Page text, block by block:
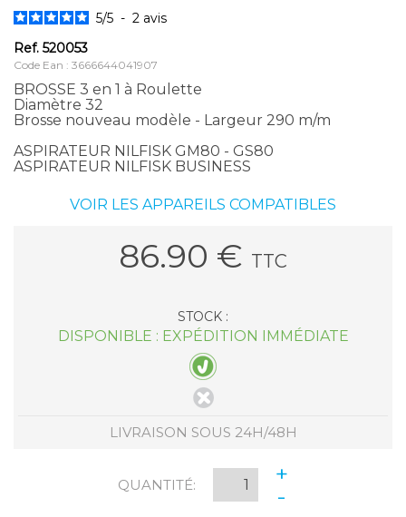
5/5 - 2 avis
Ref. 520053
Code Ean : 3666644041907
BROSSE 3 en 1 à Roulette
Diamètre 32
Brosse nouveau modèle - Largeur 290 m/m
ASPIRATEUR NILFISK GM80 - GS80
ASPIRATEUR NILFISK BUSINESS
VOIR LES APPAREILS COMPATIBLES
86.90 € TTC
STOCK :
DISPONIBLE : EXPÉDITION IMMÉDIATE
LIVRAISON SOUS 24H/48H
QUANTITÉ:
+
-